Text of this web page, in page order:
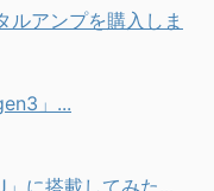
ルアンプを購入しま
」...
に搭載してみた...